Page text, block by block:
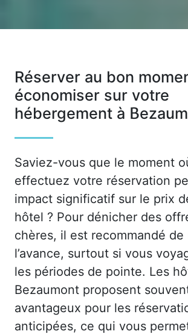
Réserver au bon
économiser sur votre
hébergement à
Saviez-vous que le moment
effectuez votre réservation
impact significatif sur le prix
hôtel ? Pour dénicher des
chères, il est recommandé de
l’avance, surtout si vous
les périodes de pointe. Les
Bezaumont proposent
avantageux pour les
anticipées, ce qui vous